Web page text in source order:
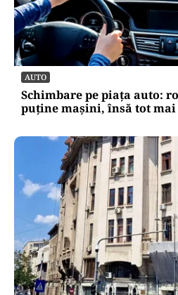
AUTO
Schimbare pe piața auto:
puține mașini, însă tot